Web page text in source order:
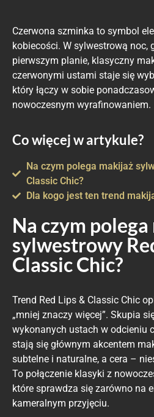
Czerwona szminka to symbol
kobiecości. W sylwestrową noc,
pierwszym planie, klasyczny
czerwonymi ustami staje się
który łączy w sobie
nowoczesnym wyrafinowaniem.
Co więcej w artykule?
Na czym polega makijaż
Classic Chic?​
Dla kogo jest ten trend
Na czym
sylwestrowy
Classic Chic?
Trend Red Lips & Classic Chic
„mniej znaczy więcej”. Skupia
wykonanych ustach w odcieniu
stają się głównym akcentem
subtelne i naturalne, a cera –
To połączenie klasyki z
które sprawdza się zarówno na
kameralnym przyjęciu.